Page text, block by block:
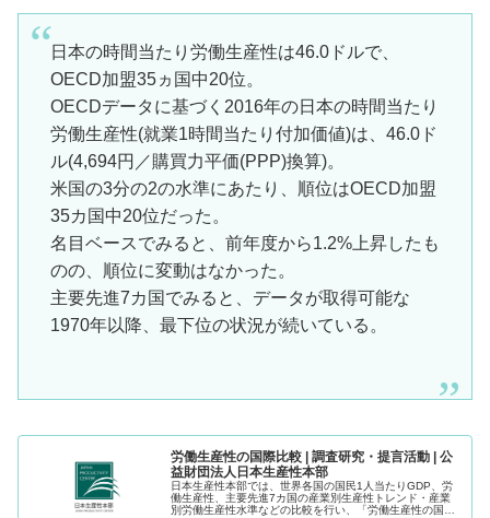
日本の時間当たり労働生産性は46.0ドルで、
OECD加盟35ヵ国中20位。
OECDデータに基づく2016年の日本の時間当たり
労働生産性(就業1時間当たり付加価値)は、46.0ド
ル(4,694円／購買力平価(PPP)換算)。
米国の3分の2の水準にあたり、順位はOECD加盟
35カ国中20位だった。
名目ベースでみると、前年度から1.2%上昇したも
のの、順位に変動はなかった。
主要先進7カ国でみると、データが取得可能な
1970年以降、最下位の状況が続いている。
労働生産性の国際比較 | 調査研究・提言活動 | 公
益財団法人日本生産性本部
日本生産性本部では、世界各国の国民1人当たりGDP、労
働生産性、主要先進7カ国の産業別生産性トレンド・産業
別労働生産性水準などの比較を行い、「労働生産性の国際